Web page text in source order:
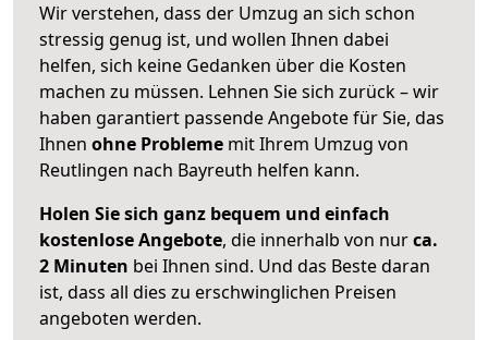
Wir verstehen, dass der Umzug an sich schon
stressig genug ist, und wollen Ihnen dabei
helfen, sich keine Gedanken über die Kosten
machen zu müssen. Lehnen Sie sich zurück – wir
haben garantiert passende Angebote für Sie, das
Ihnen ohne Probleme mit Ihrem Umzug von
Reutlingen nach Bayreuth helfen kann.
Holen Sie sich ganz bequem und einfach
kostenlose Angebote, die innerhalb von nurca.
2 Minuten bei Ihnen sind. Und das Beste daran
ist, dass all dies zu erschwinglichen Preisen
angeboten werden.